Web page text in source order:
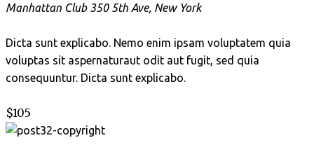
Manhattan Club 350 5th Ave, New York
Dicta sunt explicabo. Nemo enim ipsam voluptatem quia
voluptas sit aspernaturaut odit aut fugit, sed quia
consequuntur. Dicta sunt explicabo.
$105